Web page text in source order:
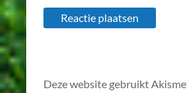
Deze website gebruikt